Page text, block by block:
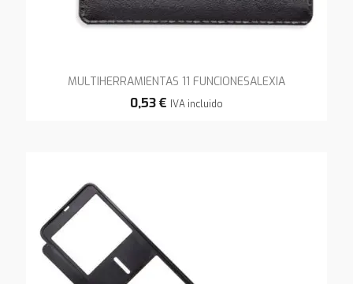
MULTIHERRAMIENTAS 11 FUNCIONESALEXIA
0,53 € IVA incluido